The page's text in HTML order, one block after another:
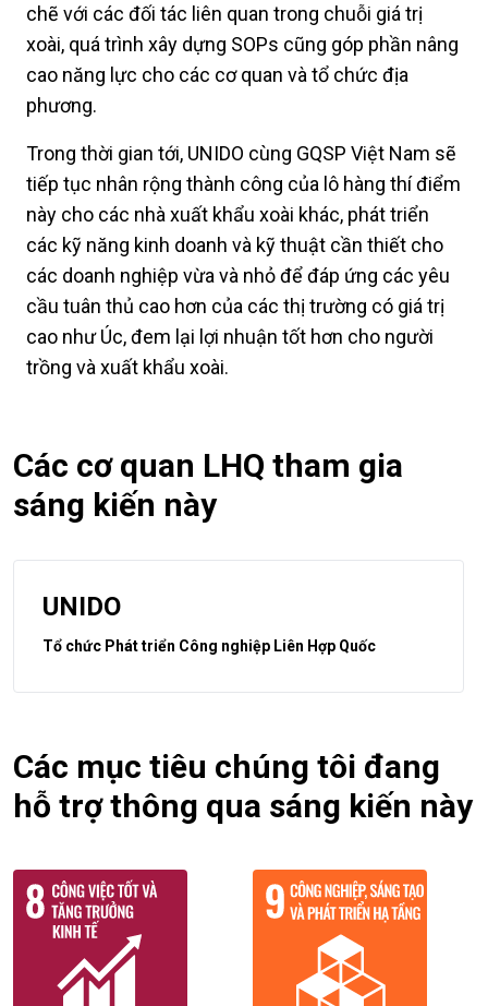
chẽ với các đối tác liên quan trong chuỗi giá trị
xoài, quá trình xây dựng SOPs cũng góp phần nâng
cao năng lực cho các cơ quan và tổ chức địa
phương.
Trong thời gian tới, UNIDO cùng GQSP Việt Nam sẽ
tiếp tục nhân rộng thành công của lô hàng thí điểm
này cho các nhà xuất khẩu xoài khác, phát triển
các kỹ năng kinh doanh và kỹ thuật cần thiết cho
các doanh nghiệp vừa và nhỏ để đáp ứng các yêu
cầu tuân thủ cao hơn của các thị trường có giá trị
cao như Úc, đem lại lợi nhuận tốt hơn cho người
trồng và xuất khẩu xoài.
Các cơ quan LHQ tham gia
sáng kiến này
UNIDO
Tổ chức Phát triển Công nghiệp Liên Hợp Quốc
Các mục tiêu chúng tôi đang
hỗ trợ thông qua sáng kiến này